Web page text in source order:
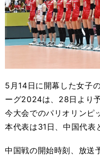
5月14日に開幕した女子
ーグ2024は、28日より
今大会でのパリオリンピ
本代表は31日、中国代表
中国戦の開始時刻、放送